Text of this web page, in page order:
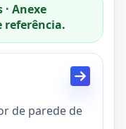
Anexe
referência.
de parede de